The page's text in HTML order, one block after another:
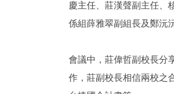
慶主任、莊漢聲副主任、
係組薛雅翠副組長及鄭沅
會議中，莊偉哲副校長分
作，莊副校長相信兩校之